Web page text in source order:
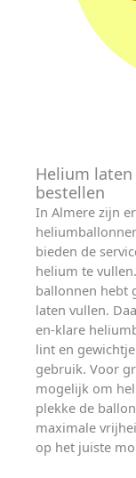
Helium
bestellen
In Almere zijn
bieden de
helium te
ballonnen hebt
laten vullen.
en-klare
lint en
gebruik. Voor
mogelijk om
plekke de
maximale
op het juiste